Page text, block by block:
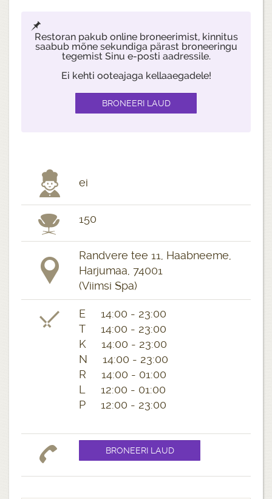
Restoran pakub online broneerimist, kinnitus
saabub mõne sekundiga pärast broneeringu
tegemist Sinu e-posti aadressile.
Ei kehti ooteajaga kellaaegadele!
ei
150
Randvere tee 11, Haabneeme,
Harjumaa, 74001
(Viimsi Spa)
E 14:00 - 23:00
T 14:00 - 23:00
K 14:00 - 23:00
N 14:00 - 23:00
R 14:00 - 01:00
L 12:00 - 01:00
P 12:00 - 23:00